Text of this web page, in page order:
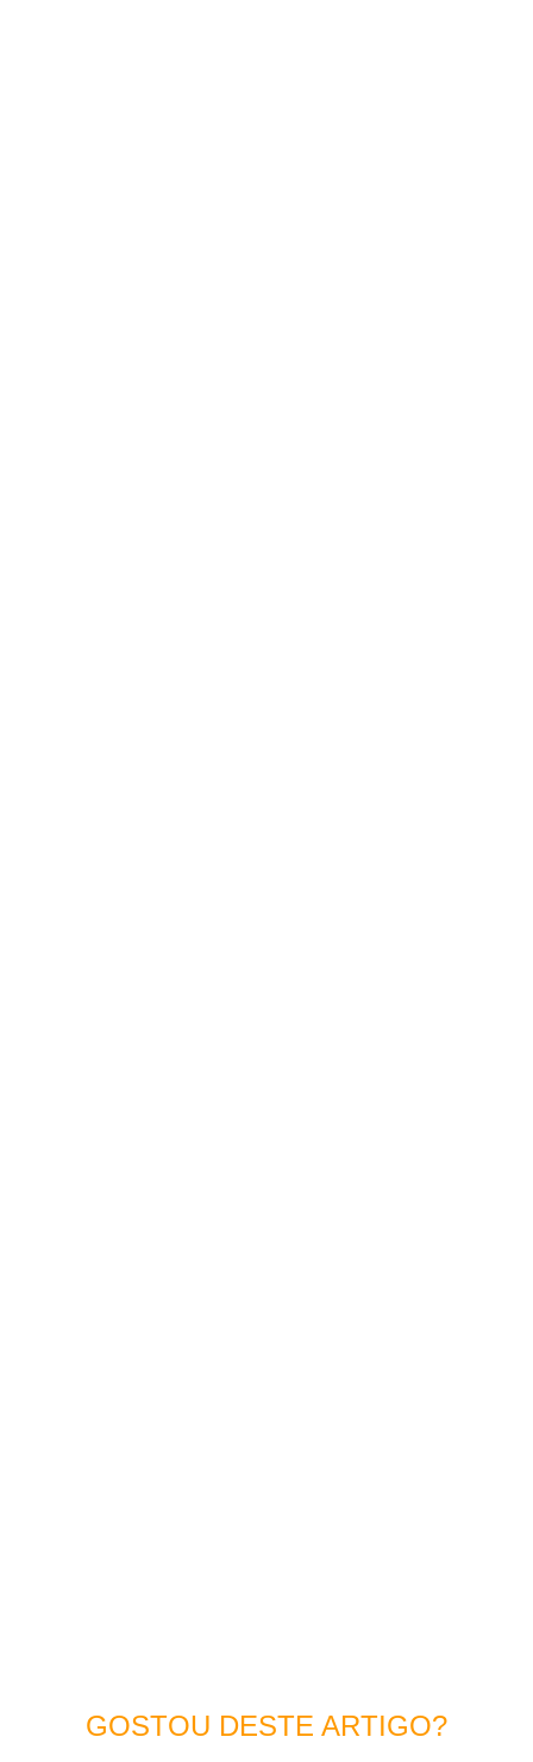
GOSTOU DESTE ARTIGO?